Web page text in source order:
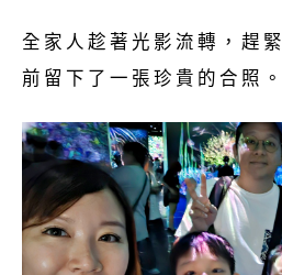
全家人趁著光影流轉，趕
前留下了一張珍貴的合照。